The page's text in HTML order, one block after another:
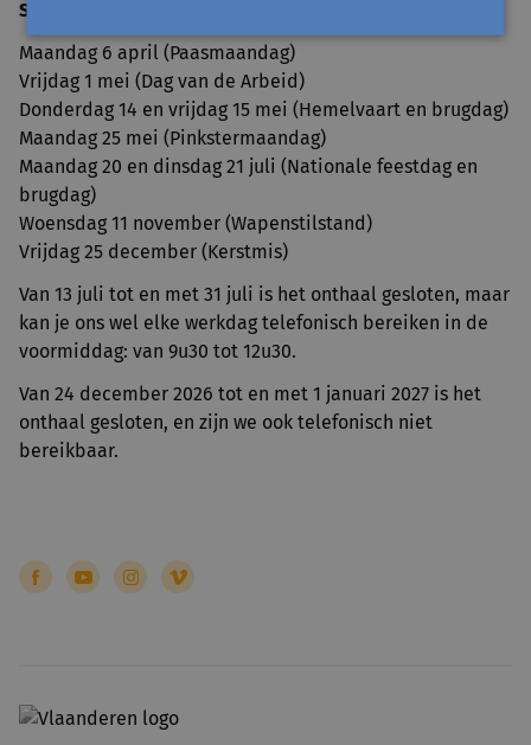
Sluitingsdagen 2026
Maandag 6 april (Paasmaandag)
Vrijdag 1 mei (Dag van de Arbeid)
Donderdag 14 en vrijdag 15 mei (Hemelvaart en brugdag)
Maandag 25 mei (Pinkstermaandag)
Maandag 20 en dinsdag 21 juli (Nationale feestdag en
brugdag)
Woensdag 11 november (Wapenstilstand)
Vrijdag 25 december (Kerstmis)
Van 13 juli tot en met 31 juli is het onthaal gesloten, maar
kan je ons wel elke werkdag telefonisch bereiken in de
voormiddag: van 9u30 tot 12u30.
Van 24 december 2026 tot en met 1 januari 2027 is het
onthaal gesloten, en zijn we ook telefonisch niet
bereikbaar.